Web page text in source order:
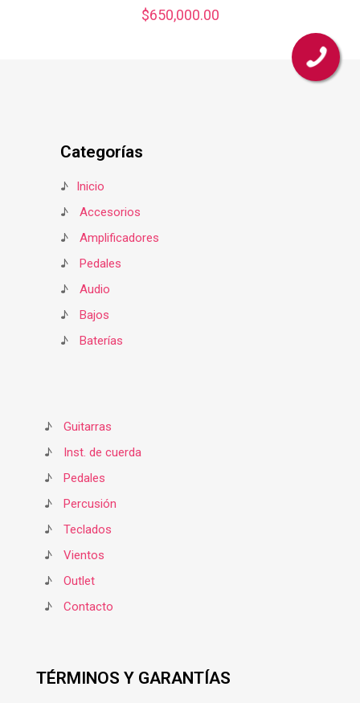
$650,000.00
Categorías
♪
Inicio
♪
Accesorios
♪
Amplificadores
♪
Pedales
♪
Audio
♪
Bajos
♪
Baterías
♪
Guitarras
♪
Inst. de cuerda
♪
Pedales
♪
Percusión
♪
Teclados
♪
Vientos
♪
Outlet
♪
Contacto
TÉRMINOS Y GARANTÍAS